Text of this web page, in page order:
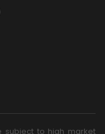
subject to high market